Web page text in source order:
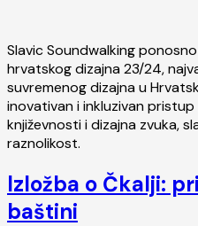
Slavic Soundwalking
hrvatskog dizajna 23/24,
suvremenog dizajna u
inovativan i inkluzivan
književnosti i dizajna zvuka,
raznolikost.
Izložba o Čkalji:
baštini